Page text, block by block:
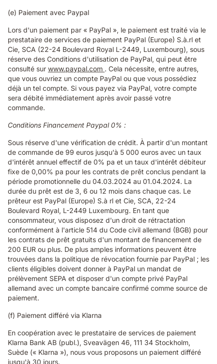
(e) Paiement avec Paypal
Lors d'un paiement par « PayPal », le paiement est traité via le
prestataire de services de paiement PayPal (Europe) S.à.rl et
Cie, SCA (22-24 Boulevard Royal L-2449, Luxembourg), sous
réserve des Conditions d'utilisation de PayPal, qui peut être
consulté sur www.paypal.com . Cela nécessite, entre autres,
que vous ouvriez un compte PayPal ou que vous possédiez
déjà un tel compte. Si vous payez via PayPal, votre compte
sera débité immédiatement après avoir passé votre
commande.
Conditions Financement Paypal 0% :
Sous réserve d'une vérification de crédit. À partir d'un montant
de commande de 99 euros jusqu'à 5 000 euros avec un taux
d'intérêt annuel effectif de 0% pa et un taux d'intérêt débiteur
fixe de 0,00% pa pour les contrats de prêt conclus pendant la
période promotionnelle du 04.03.2024 au 01.04.2024. La
durée du prêt est de 3, 6 ou 12 mois dans chaque cas. Le
prêteur est PayPal (Europe) S.à rl et Cie, SCA, 22-24
Boulevard Royal, L-2449 Luxembourg. En tant que
consommateur, vous disposez d'un droit de rétractation
conformément à l'article 514 du Code civil allemand (BGB) pour
les contrats de prêt gratuits d'un montant de financement de
200 EUR ou plus. De plus amples informations peuvent être
trouvées dans la politique de révocation fournie par PayPal ; les
clients éligibles doivent donner à PayPal un mandat de
prélèvement SEPA et disposer d'un compte privé PayPal
allemand avec un compte bancaire confirmé comme source de
paiement.
(f) Paiement différé via Klarna
En coopération avec le prestataire de services de paiement
Klarna Bank AB (publ.), Sveavägen 46, 111 34 Stockholm,
Suède (« Klarna »), nous vous proposons un paiement différé
jusqu'à 30 jours.